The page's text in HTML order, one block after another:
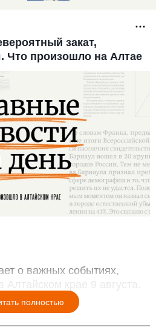
закат,
Что произошло на Алтае
о важных событиях,
крае 9 августа.
полностью